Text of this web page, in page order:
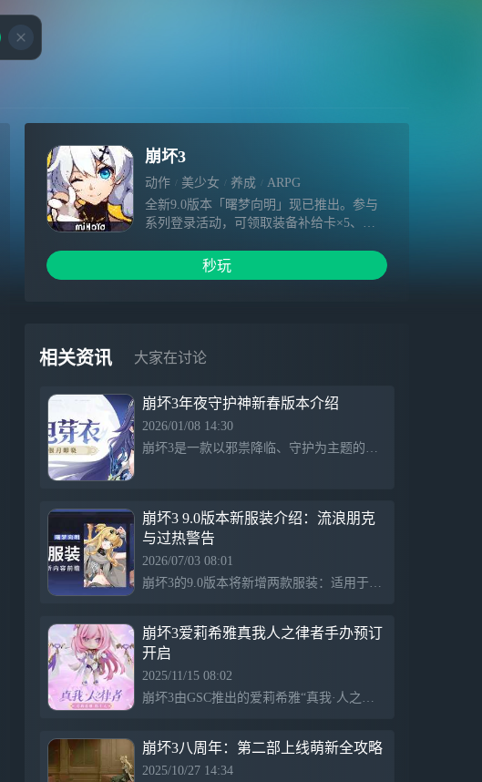
崩坏3
动作 美少女 养成
ARPG
全新9.0版本「曙梦向明」现已推出。参与
系列登录活动，可领取装备补给卡×5、水
娜狄雅 全新S级协同者「希娜狄雅」登场，
参与本期协同补给前60次抽十返二，共可获
主线第二部终章「从此，拥抱未来」更新。
参与主线可获得寻梦纪念册、水晶、根源棱
主题活动「舰舰与许愿树秘闻」开启。完成
活动任务可获取瞒天乐游·曙影全新服装
「流浪朋克」、水晶、活动勋章等奖励；
末协理0017适用服装「404：过热警告」上
线。 【新武器】琉璃朱燧、琉璃朱燧·开 角
璃朱燧」、超限武器「琉璃朱燧·开」上
线！「浮生·渡尘之羽」装备后将激活星之
色「浮生·渡尘之羽」全新推荐圣痕套装
「泣之哲人」上线。
秒玩
相关资讯 大家在讨论
崩坏3年夜守护神新春版本介绍
2026/01/08 14:30
崩坏3是一款以邪祟降临、守护为主题的动作游戏，玩家扮演强大的女武神与邪恶势力战斗，守护人类的黑夜与和平，游戏强调力量源于守护的信念，展现激烈的战斗场景和感人情感。
崩坏3 9.0版本新服装介绍：流浪朋克
与过热警告
2026/07/03 08:01
崩坏3的9.0版本将新增两款服装：适用于瞒天乐游·曙影的「流浪朋克」和终末协理0017的「404：过热警告」。新服装「流浪朋克」展现了独特的街头风格，适合各种场合，而「404：过热警告」则带有幽默感。舰长可参与活动获取新服装，将带来新体验和乐趣。
崩坏3爱莉希雅真我人之律者手办预订
开启
2025/11/15 08:02
崩坏3由GSC推出的爱莉希雅“真我·人之律者”粘土人手办已开启预订，采用Q版二头身设计，配多款表情和配件，细节还原其经典形象，预计2026年6月发货。
崩坏3八周年：第二部上线萌新全攻略
2025/10/27 14:34